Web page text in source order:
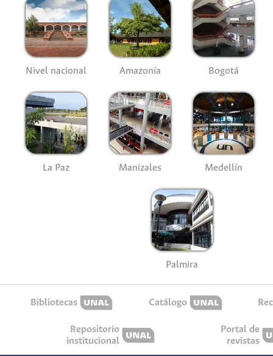
Nivel nacional Amazonía Bogotá
La Paz Manizales Medellín
Palmira
Bibliotecas Catálogo
Repositorio
institucional
Portal de
revistas